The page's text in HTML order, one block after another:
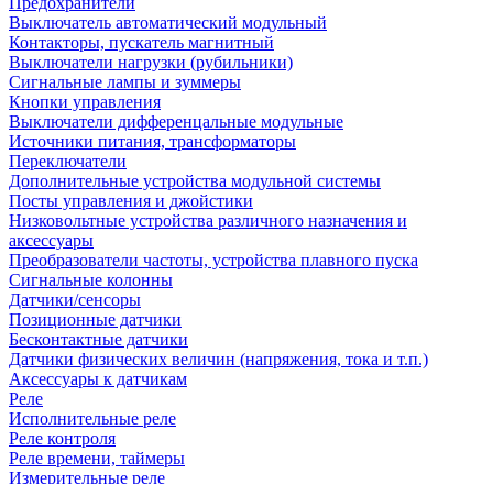
Выключатель автоматический модульный
Контакторы, пускатель магнитный
Выключатели нагрузки (рубильники)
Сигнальные лампы и зуммеры
Кнопки управления
Выключатели дифференцальные модульные
Источники питания, трансформаторы
Переключатели
Дополнительные устройства модульной системы
Посты управления и джойстики
Низковольтные устройства различного назначения и
аксессуары
Преобразователи частоты, устройства плавного пуска
Сигнальные колонны
Датчики/сенсоры
Позиционные датчики
Бесконтактные датчики
Датчики физических величин (напряжения, тока и т.п.)
Аксессуары к датчикам
Реле
Исполнительные реле
Реле контроля
Реле времени, таймеры
Измерительные реле